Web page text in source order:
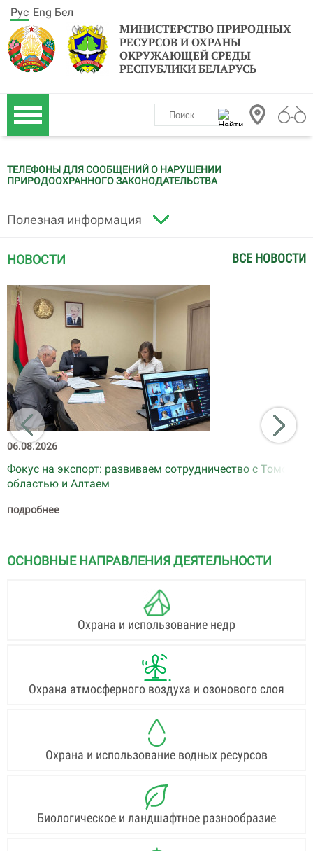
МИНИСТЕРСТВО ПРИРОДНЫХ
РЕСУРСОВ И ОХРАНЫ
ОКРУЖАЮЩЕЙ СРЕДЫ
РЕСПУБЛИКИ БЕЛАРУСЬ
Рус Eng Бел
ТЕЛЕФОНЫ ДЛЯ СООБЩЕНИЙ О НАРУШЕНИИ
ПРИРОДООХРАННОГО ЗАКОНОДАТЕЛЬСТВА
Полезная информация
НОВОСТИ ВСЕ НОВОСТИ
06.08.2026
Фокус на экспорт: развиваем сотрудничество с Томской
областью и Алтаем
подробнее
ОСНОВНЫЕ НАПРАВЛЕНИЯ ДЕЯТЕЛЬНОСТИ
Охрана и использование недр
Охрана атмосферного воздуха и озонового слоя
Охрана и использование водных ресурсов
Биологическое и ландшафтное разнообразие